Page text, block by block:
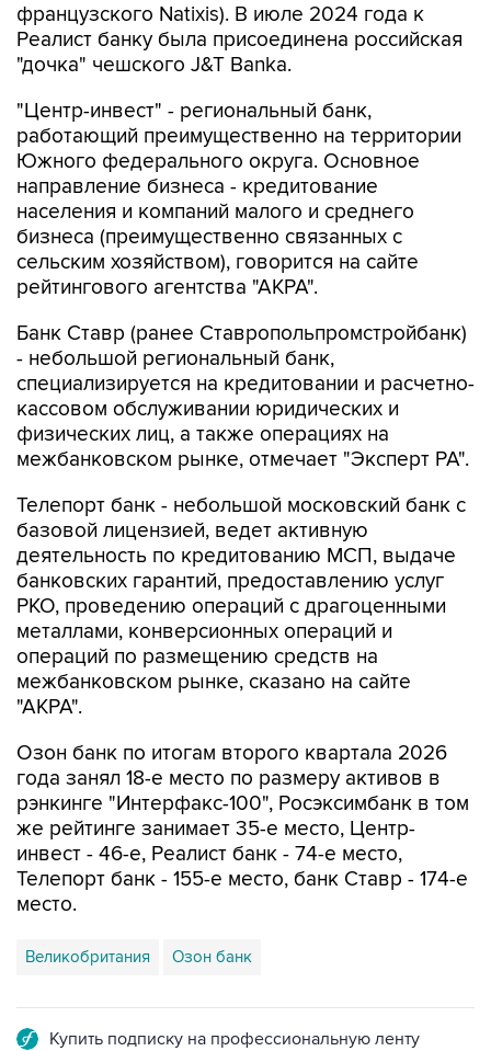
французского Natixis). В июле 2024 года к
Реалист банку была присоединена российская
"дочка" чешского J&T Banka.
"Центр-инвест" - региональный банк,
работающий преимущественно на территории
Южного федерального округа. Основное
направление бизнеса - кредитование
населения и компаний малого и среднего
бизнеса (преимущественно связанных с
сельским хозяйством), говорится на сайте
рейтингового агентства "АКРА".
Банк Ставр (ранее Ставропольпромстройбанк)
- небольшой региональный банк,
специализируется на кредитовании и расчетно-
кассовом обслуживании юридических и
физических лиц, а также операциях на
межбанковском рынке, отмечает "Эксперт РА".
Телепорт банк - небольшой московский банк с
базовой лицензией, ведет активную
деятельность по кредитованию МСП, выдаче
банковских гарантий, предоставлению услуг
РКО, проведению операций с драгоценными
металлами, конверсионных операций и
операций по размещению средств на
межбанковском рынке, сказано на сайте
"АКРА".
Озон банк по итогам второго квартала 2026
года занял 18-е место по размеру активов в
рэнкинге "Интерфакс-100", Росэксимбанк в том
же рейтинге занимает 35-е место, Центр-
инвест - 46-е, Реалист банк - 74-е место,
Телепорт банк - 155-е место, банк Ставр - 174-е
место.
Великобритания Озон банк
Купить подписку на профессиональную ленту